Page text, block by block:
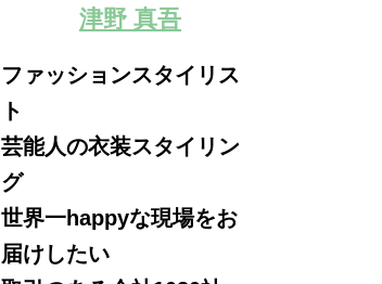
津野 真吾
ファッションスタイリス
ト
芸能人の衣装スタイリン
グ
世界一happyな現場をお
届けしたい